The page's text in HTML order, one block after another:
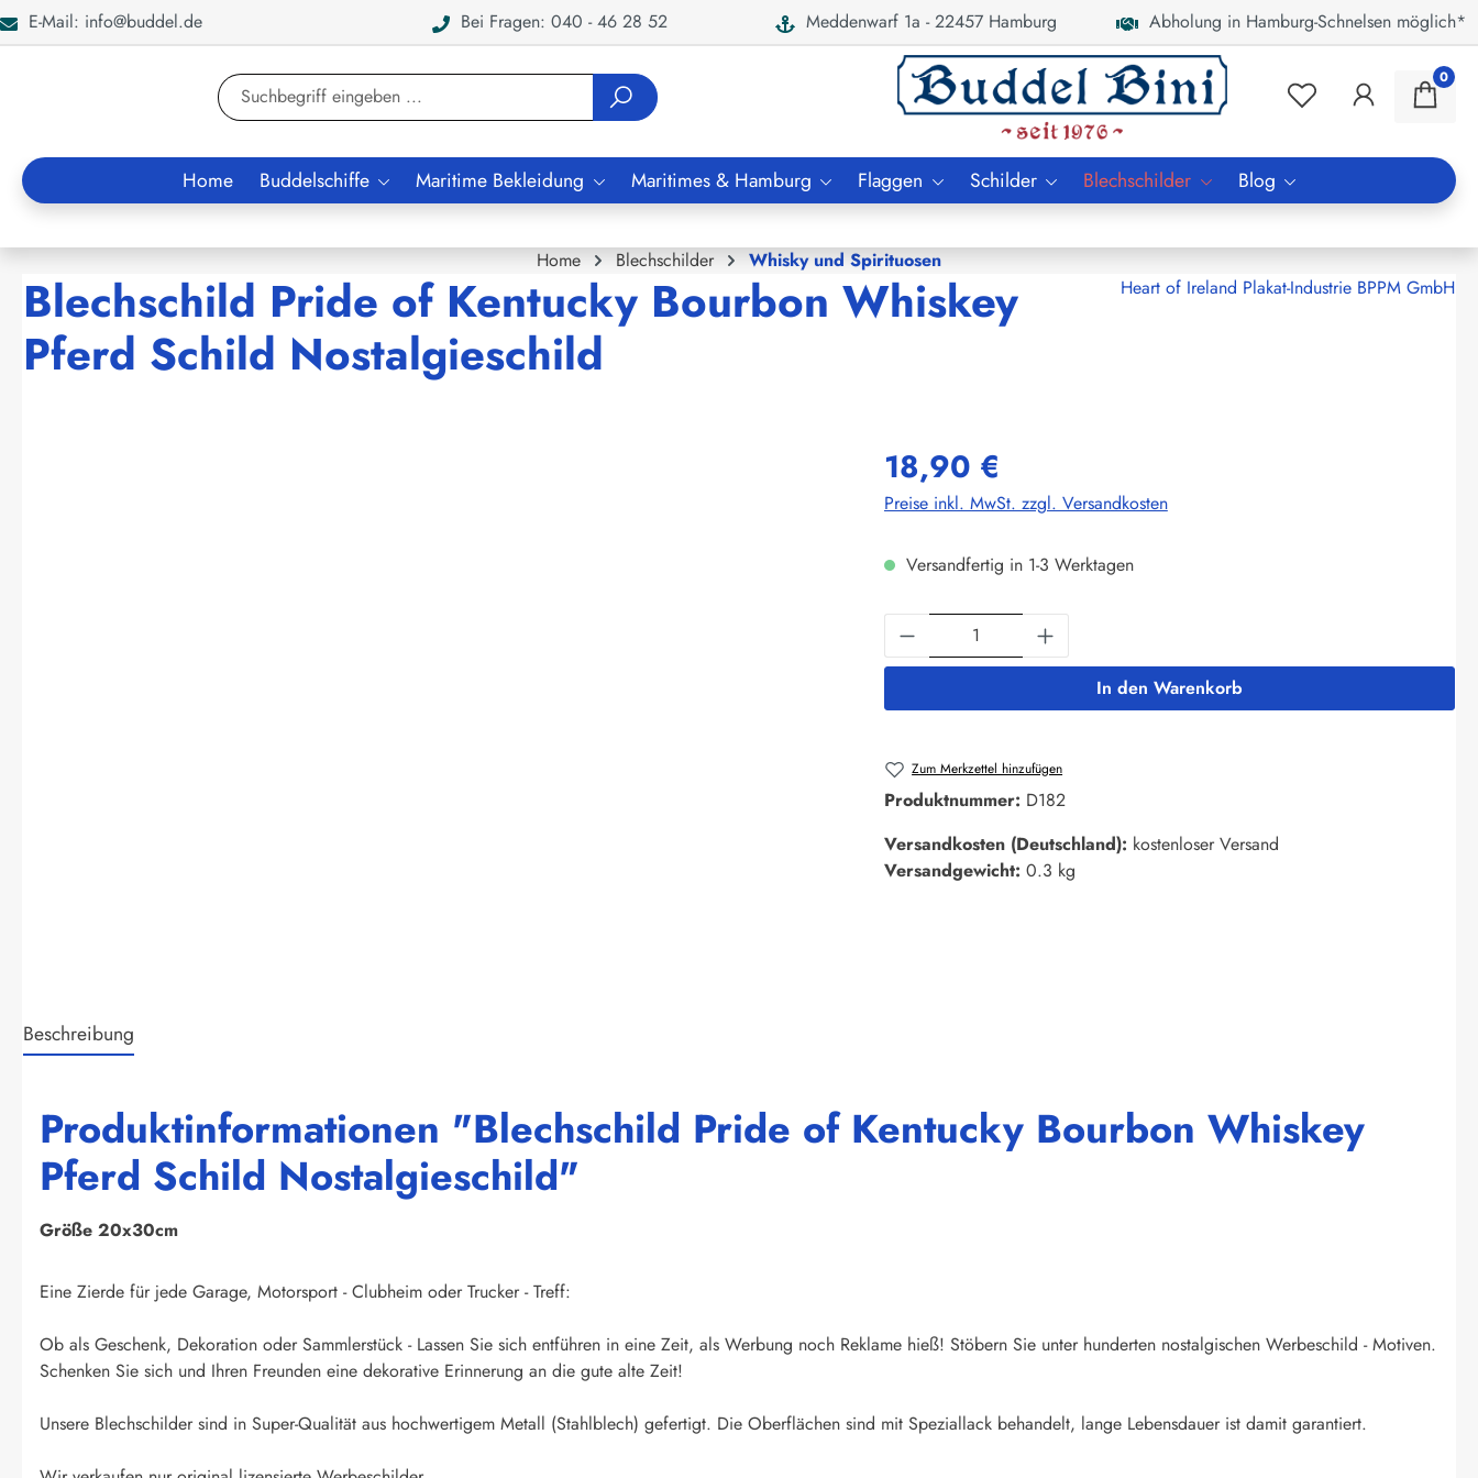
Zur Suche springen
E-Mail: info@buddel.de Bei Fragen: 040 - 46 28 52 Meddenwarf 1a - 22457 Hamburg Abholung in Hamburg-Schnelsen möglich*
0
Home Buddelschiffe Maritime Bekleidung Maritimes & Hamburg Flaggen Schilder Blechschilder Blog
Home Blechschilder Whisky und Spirituosen
Blechschild Pride of Kentucky Bourbon Whiskey
Pferd Schild Nostalgieschild
Heart of Ireland Plakat-Industrie BPPM GmbH
18,90 €
Preise inkl. MwSt. zzgl. Versandkosten
Versandfertig in 1-3 Werktagen
Produkt Anzahl: Gib den gewünschten Wert ein
In den Warenkorb
Zum Merkzettel hinzufügen
Produktnummer: D182
Versandkosten (Deutschland): kostenloser Versand
Versandgewicht: 0.3 kg
Beschreibung
Produktinformationen "Blechschild Pride of Kentucky Bourbon Whiskey
Pferd Schild Nostalgieschild"
Größe 20x30cm
Eine Zierde für jede Garage, Motorsport - Clubheim oder Trucker - Treff:
Ob als Geschenk, Dekoration oder Sammlerstück - Lassen Sie sich entführen in eine Zeit, als Werbung noch Reklame hieß! Stöbern Sie unter hunderten nostalgischen Werbeschild - Motiven.
Schenken Sie sich und Ihren Freunden eine dekorative Erinnerung an die gute alte Zeit!
Unsere Blechschilder sind in Super-Qualität aus hochwertigem Metall (Stahlblech) gefertigt. Die Oberflächen sind mit Speziallack behandelt, lange Lebensdauer ist damit garantiert.